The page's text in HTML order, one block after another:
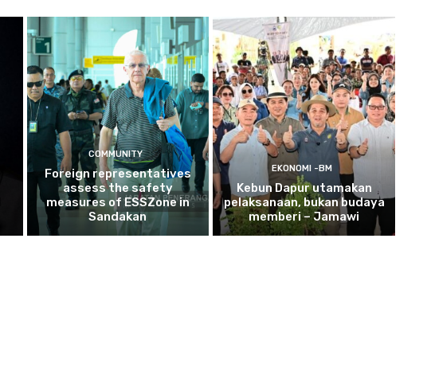
COMMUNITY
Foreign representatives
assess the safety
measures of ESSZone in
Sandakan
EKONOMI -BM
Kebun Dapur utamakan
pelaksanaan, bukan budaya
memberi – Jamawi